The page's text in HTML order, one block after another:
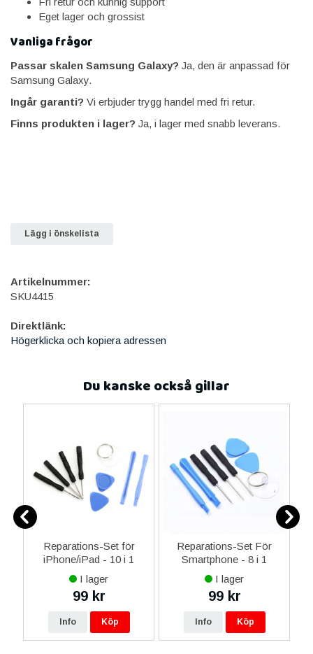
Eget lager och grossist
Vanliga frågor
Passar skalen Samsung Galaxy? Ja, den är anpassad för
Samsung Galaxy.
Ingår garanti? Vi erbjuder trygg handel med fri retur.
Finns produkten i lager? Ja, i lager med snabb leverans.
Lägg i önskelista
Artikelnummer:
SKU4415
Direktlänk:
Högerklicka och kopiera adressen
Du kanske också gillar
Reparations-Set för
iPhone/iPad - 10 i 1
I lager
99 kr
Info Köp
Reparations-Set För
Smartphone - 8 i 1
I lager
99 kr
Info Köp